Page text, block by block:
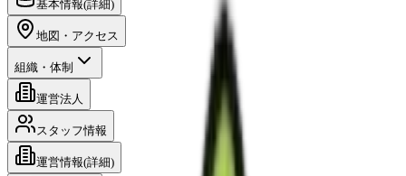
基本情報(詳細)
地図・アクセス
組織・体制
運営法人
スタッフ情報
運営情報(詳細)